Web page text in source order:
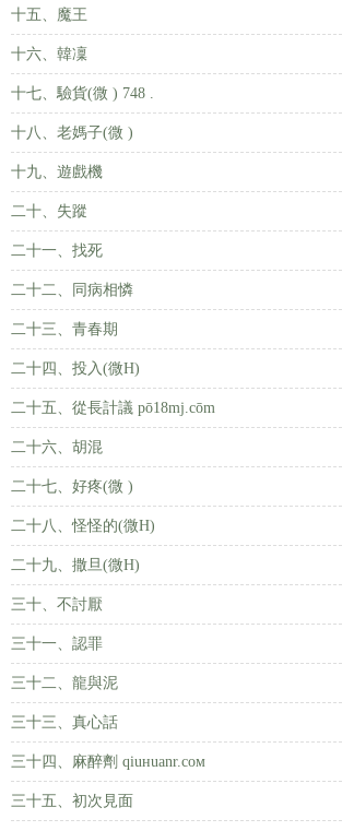
十五、魔王
十六、韓凜
十七、驗貨(微 ) 748 .
十八、老媽子(微 )
十九、遊戲機
二十、失蹤
二十一、找死
二十二、同病相憐
二十三、青春期
二十四、投入(微H)
二十五、從長計議 pō18mj.cōm
二十六、胡混
二十七、好疼(微 )
二十八、怪怪的(微H)
二十九、撒旦(微H)
三十、不討厭
三十一、認罪
三十二、龍與泥
三十三、真心話
三十四、麻醉劑 qiuнuanr.coм
三十五、初次見面